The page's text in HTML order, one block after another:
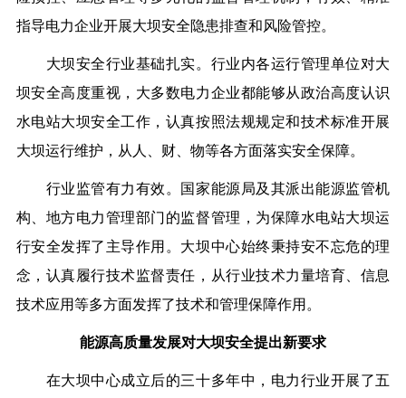
指导电力企业开展大坝安全隐患排查和风险管控。
大坝安全行业基础扎实。行业内各运行管理单位对大
坝安全高度重视，大多数电力企业都能够从政治高度认识
水电站大坝安全工作，认真按照法规规定和技术标准开展
大坝运行维护，从人、财、物等各方面落实安全保障。
行业监管有力有效。国家能源局及其派出能源监管机
构、地方电力管理部门的监督管理，为保障水电站大坝运
行安全发挥了主导作用。大坝中心始终秉持安不忘危的理
念，认真履行技术监督责任，从行业技术力量培育、信息
技术应用等多方面发挥了技术和管理保障作用。
能源高质量发展对大坝安全提出新要求
在大坝中心成立后的三十多年中，电力行业开展了五